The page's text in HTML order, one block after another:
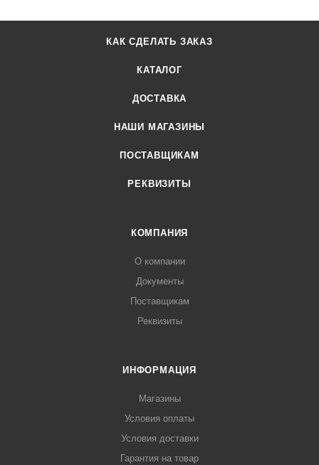
КАК СДЕЛАТЬ ЗАКАЗ
КАТАЛОГ
ДОСТАВКА
НАШИ МАГАЗИНЫ
ПОСТАВЩИКАМ
РЕКВИЗИТЫ
КОМПАНИЯ
О компании
Документы
Поставщикам
Реквизиты
ИНФОРМАЦИЯ
Магазины
Условия оплаты
Условия доставки
Гарантия на товар